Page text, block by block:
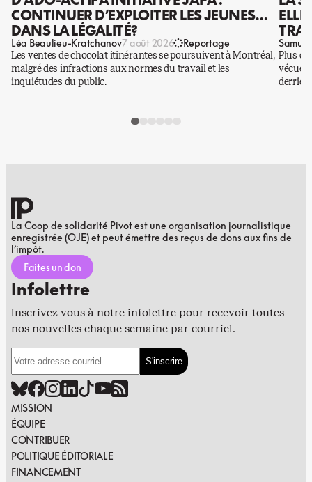
CONTINUER D’EXPLOITER LES JEUNES…
DANS LA LÉGALITÉ?
Léa Beaulieu-Kratchanov7 août 2026 Reportage
Les ventes de chocolat itinérantes se poursuivent à Montréal,
malgré des infractions aux normes du travail et les
inquiétudes du public.
Plus
vécues
La Coop de solidarité Pivot est une organisation journalistique
enregistrée (OJE) et peut émettre des reçus de dons aux fins de
l’impôt.
Faites un don
Infolettre
Inscrivez-vous à notre infolettre pour recevoir toutes
nos nouvelles chaque semaine par courriel.
MISSION
ÉQUIPE
CONTRIBUER
POLITIQUE ÉDITORIALE
FINANCEMENT